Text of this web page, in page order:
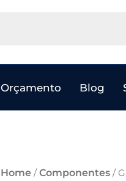
Orçamento Blog
Home / Componentes /